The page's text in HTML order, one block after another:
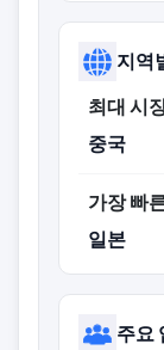
지역
최대 시
중국
가장 빠
일본
주요